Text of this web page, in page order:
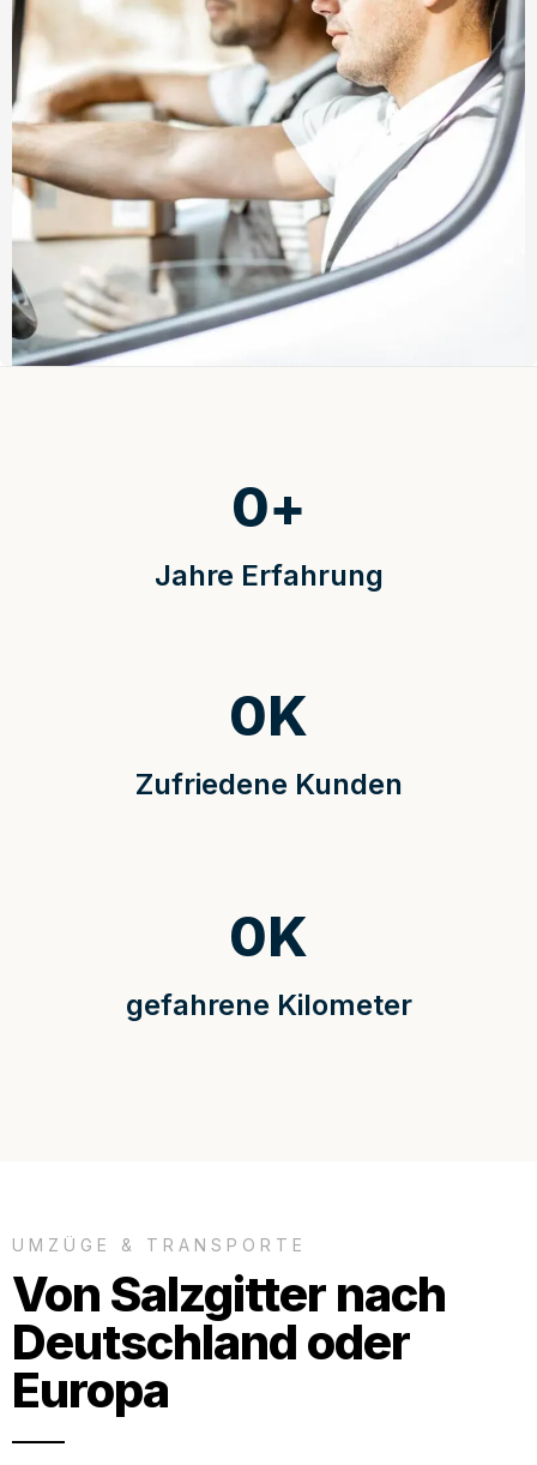
Jahre Erfahrung
0+
Zufriedene Kunden
0K
gefahrene Kilometer
0K
UMZÜGE & TRANSPORTE
Von Salzgitter nach
Deutschland oder
Europa